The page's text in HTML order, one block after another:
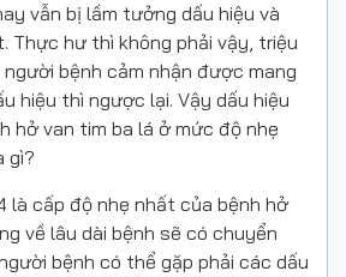
vẫn bị lầm tưởng dấu hiệu và
Thực hư thì không phải vậy, triệu
bệnh cảm nhận được mang
hiệu thì ngược lại. Vậy dấu hiệu
hở van tim ba lá ở mức độ nhẹ
gì?
là cấp độ nhẹ nhất của bệnh hở
về lâu dài bệnh sẽ có chuyển
bệnh có thể gặp phải các dấu